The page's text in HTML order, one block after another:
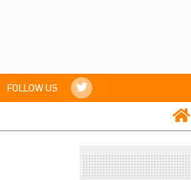
FOLLOW US